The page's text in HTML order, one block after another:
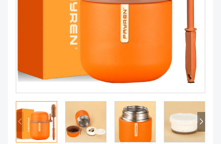
ΕΠΙΚΟΙΝΩΝΉΣΤΕ ΜΑΖΊ ΜΑΣ
ΣΧΕΤΙΚΆ ΜΕ ΕΜΆΣ